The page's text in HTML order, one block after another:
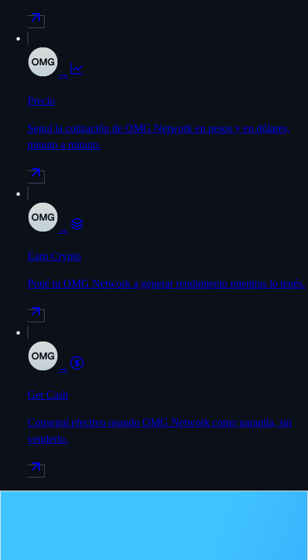
→
Precio
Seguí la cotización de OMG Network en pesos y en dólares,
minuto a minuto.
→
Earn Crypto
Poné tu OMG Network a generar rendimiento mientras lo tenés.
→
Get Cash
Conseguí efectivo usando OMG Network como garantía, sin
venderlo.